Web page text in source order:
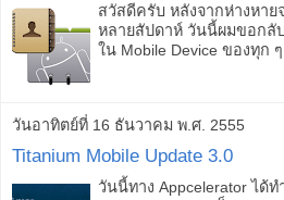
สวัสดีครับ หลังจากห่างหาย
หลายสัปดาห์ วันนี้ผมขอกลับ
ใน Mobile Device ของทุก
วันอาทิตย์ที่ 16 ธันวาคม พ.ศ. 2555
Titanium Mobile Update 3.0
วันนี้ทาง Appcelerator ได้